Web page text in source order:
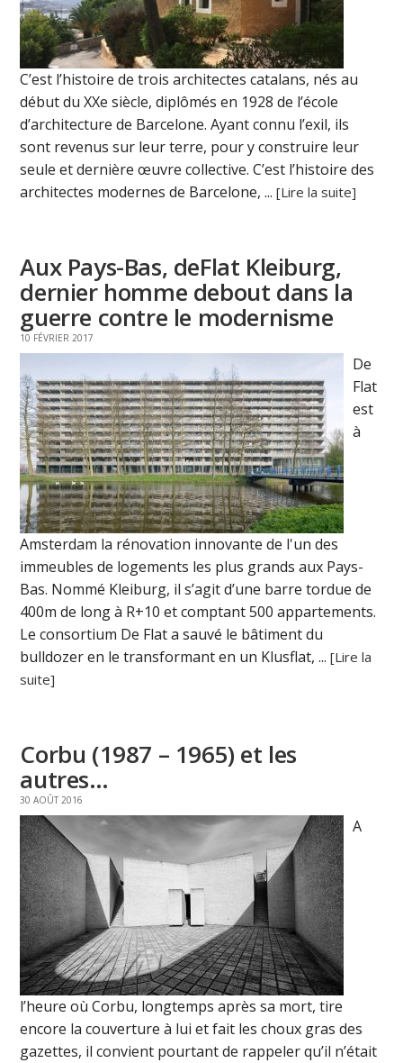
C’est l’histoire de trois architectes catalans, nés au
début du XXe siècle, diplômés en 1928 de l’école
d’architecture de Barcelone. Ayant connu l’exil, ils
sont revenus sur leur terre, pour y construire leur
seule et dernière œuvre collective. C’est l’histoire des
architectes modernes de Barcelone, ...[Lire la suite]
Aux Pays-Bas, deFlat Kleiburg,
dernier homme debout dans la
guerre contre le modernisme
10 FÉVRIER 2017
De
Flat
est
à
Amsterdam la rénovation innovante de l'un des
immeubles de logements les plus grands aux Pays-
Bas. Nommé Kleiburg, il s’agit d’une barre tordue de
400m de long à R+10 et comptant 500 appartements.
Le consortium De Flat a sauvé le bâtiment du
bulldozer en le transformant en un Klusflat, ...[Lire la
suite]
Corbu (1987 – 1965) et les
autres…
30 AOÛT 2016
A
l’heure où Corbu, longtemps après sa mort, tire
encore la couverture à lui et fait les choux gras des
gazettes, il convient pourtant de rappeler qu’il n’était